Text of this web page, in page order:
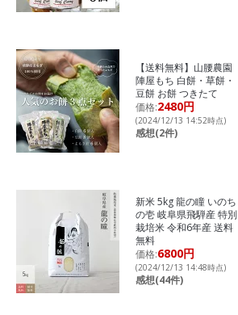
【送料無料】山腰農園
陣屋もち 白餅・草餅・
豆餅 お餅 つきたて
価格:2480円
(2024/12/13 14:52時点)
感想(2件)
新米 5kg 龍の瞳 いのち
の壱 岐阜県飛騨産 特別
栽培米 令和6年産 送料
無料
価格:6800円
(2024/12/13 14:48時点)
感想(44件)